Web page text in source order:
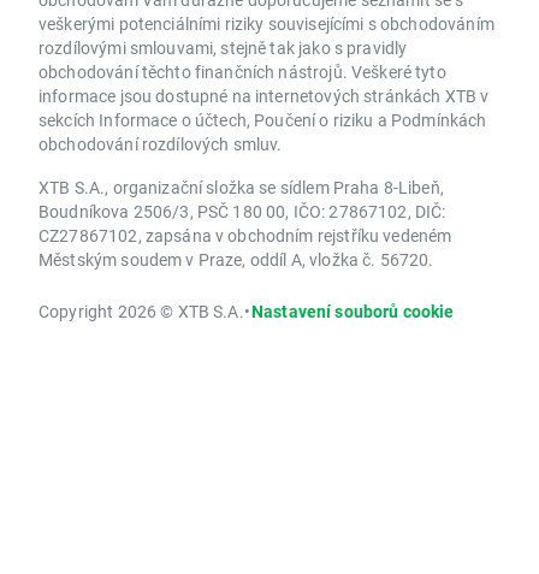
veškerými potenciálními riziky souvisejícími s obchodováním
rozdílovými smlouvami, stejně tak jako s pravidly
obchodování těchto finančních nástrojů. Veškeré tyto
informace jsou dostupné na internetových stránkách XTB v
sekcích Informace o účtech, Poučení o riziku a Podmínkách
obchodování rozdílových smluv.
XTB S.A., organizační složka se sídlem Praha 8-Libeň,
Boudníkova 2506/3, PSČ 180 00, IČO: 27867102, DIČ:
CZ27867102, zapsána v obchodním rejstříku vedeném
Městským soudem v Praze, oddíl A, vložka č. 56720.
Copyright 2026 © XTB S.A.•Nastavení souborů cookie